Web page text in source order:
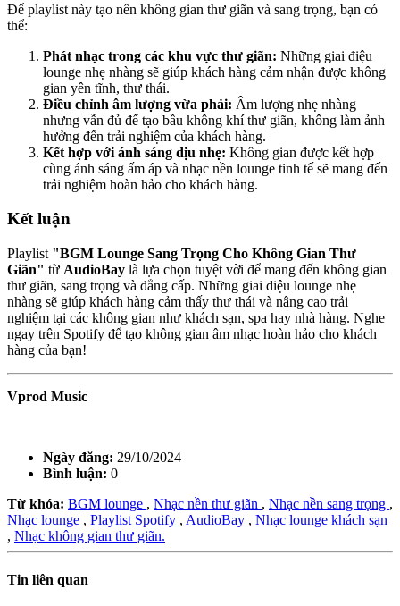
Để playlist này tạo nên không gian thư giãn và sang trọng, bạn có
thể:
Phát nhạc trong các khu vực thư giãn: Những giai điệu
lounge nhẹ nhàng sẽ giúp khách hàng cảm nhận được không
gian yên tĩnh, thư thái.
Điều chỉnh âm lượng vừa phải: Âm lượng nhẹ nhàng
nhưng vẫn đủ để tạo bầu không khí thư giãn, không làm ảnh
hưởng đến trải nghiệm của khách hàng.
Kết hợp với ánh sáng dịu nhẹ: Không gian được kết hợp
cùng ánh sáng ấm áp và nhạc nền lounge tinh tế sẽ mang đến
trải nghiệm hoàn hảo cho khách hàng.
Kết luận
Playlist "BGM Lounge Sang Trọng Cho Không Gian Thư
Giãn" từ AudioBay là lựa chọn tuyệt vời để mang đến không gian
thư giãn, sang trọng và đẳng cấp. Những giai điệu lounge nhẹ
nhàng sẽ giúp khách hàng cảm thấy thư thái và nâng cao trải
nghiệm tại các không gian như khách sạn, spa hay nhà hàng. Nghe
ngay trên Spotify để tạo không gian âm nhạc hoàn hảo cho khách
hàng của bạn!
Vprod Music
Ngày đăng: 29/10/2024
Bình luận: 0
Từ khóa: BGM lounge , Nhạc nền thư giãn , Nhạc nền sang trọng ,
Nhạc lounge , Playlist Spotify , AudioBay , Nhạc lounge khách sạn
, Nhạc không gian thư giãn.
Tin liên quan